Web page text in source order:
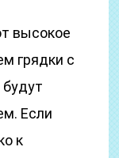
высокое
грядки с
будут
Если
к